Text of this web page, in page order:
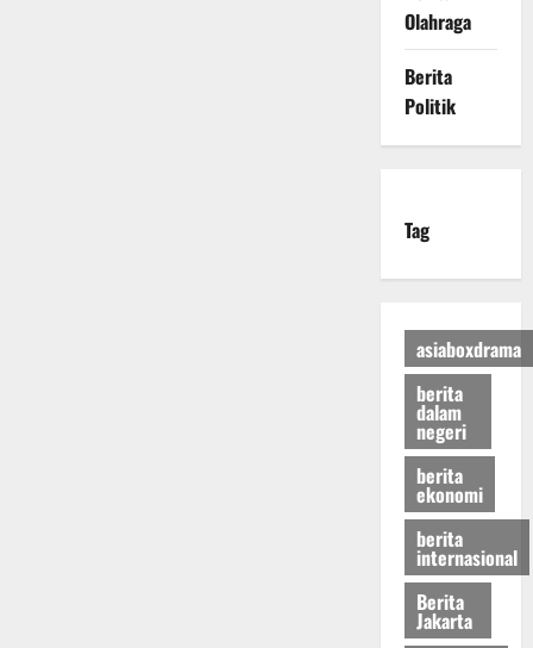
Olahraga
Berita
Politik
Tag
asiaboxdrama
berita
dalam
negeri
berita
ekonomi
berita
internasional
Berita
Jakarta